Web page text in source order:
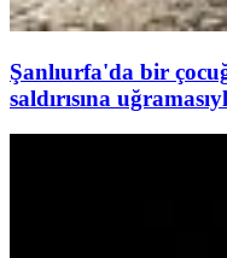
Şanlıurfa'da bir
saldırısına